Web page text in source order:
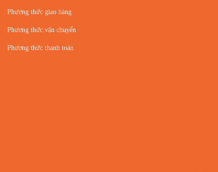
Phương thức giao hàng
Phương thức vận chuyển
Phương thức thanh toán